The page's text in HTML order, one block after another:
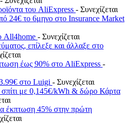
του AliExpress - Συνεχίζεται
24€ το 6μηνο στο Insurance Market
All4home - Συνεχίζεται
επίλεξε και άλλαξε στο
έως 90% στο AliExpress -
στο Luigi - Συνεχίζεται
σπίτι με 0,145€/kWh & δώρο Κάρτα
έκπτωση 45% στην πρώτη